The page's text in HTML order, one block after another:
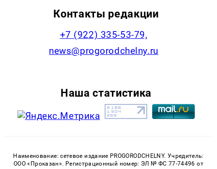
Контакты редакции
+7 (922) 335-53-79,
news@progorodchelny.ru
Наша статистика
Наименование: сетевое издание PROGORODCHELNY. Учредитель:
ООО «Проказан». Регистрационный номер: ЭЛ № ФС 77-74496 от